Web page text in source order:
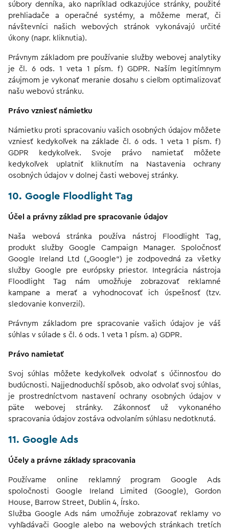
súbory denníka, ako napríklad odkazujúce stránky, použité
prehliadače a operačné systémy, a môžeme merať, či
návštevníci našich webových stránok vykonávajú určité
úkony (napr. kliknutia).
Právnym základom pre používanie služby webovej analytiky
je čl. 6 ods. 1 veta 1 písm. f) GDPR. Naším legitímnym
záujmom je vykonať meranie dosahu s cieľom optimalizovať
našu webovú stránku.
Právo vzniesť námietku
Námietku proti spracovaniu vašich osobných údajov môžete
vzniesť kedykoľvek na základe čl. 6 ods. 1 veta 1 písm. f)
GDPR kedykoľvek. Svoje právo namietať môžete
kedykoľvek uplatniť kliknutím na Nastavenia ochrany
osobných údajov v dolnej časti webovej stránky.
10. Google Floodlight Tag
Účel a právny základ pre spracovanie údajov
Naša webová stránka používa nástroj Floodlight Tag,
produkt služby Google Campaign Manager. Spoločnosť
Google Ireland Ltd („Google“) je zodpovedná za všetky
služby Google pre európsky priestor. Integrácia nástroja
Floodlight Tag nám umožňuje zobrazovať reklamné
kampane a merať a vyhodnocovať ich úspešnosť (tzv.
sledovanie konverzií).
Právnym základom pre spracovanie vašich údajov je váš
súhlas v súlade s čl. 6 ods. 1 veta 1 písm. a) GDPR.
Právo namietať
Svoj súhlas môžete kedykoľvek odvolať s účinnosťou do
budúcnosti. Najjednoduchší spôsob, ako odvolať svoj súhlas,
je prostredníctvom nastavení ochrany osobných údajov v
päte webovej stránky. Zákonnosť už vykonaného
spracovania údajov zostáva odvolaním súhlasu nedotknutá.
11. Google Ads
Účely a právne základy spracovania
Používame online reklamný program Google Ads
spoločnosti Google Ireland Limited (Google), Gordon
House, Barrow Street, Dublin 4, Írsko.
Služba Google Ads nám umožňuje zobrazovať reklamy vo
vyhľadávači Google alebo na webových stránkach tretích